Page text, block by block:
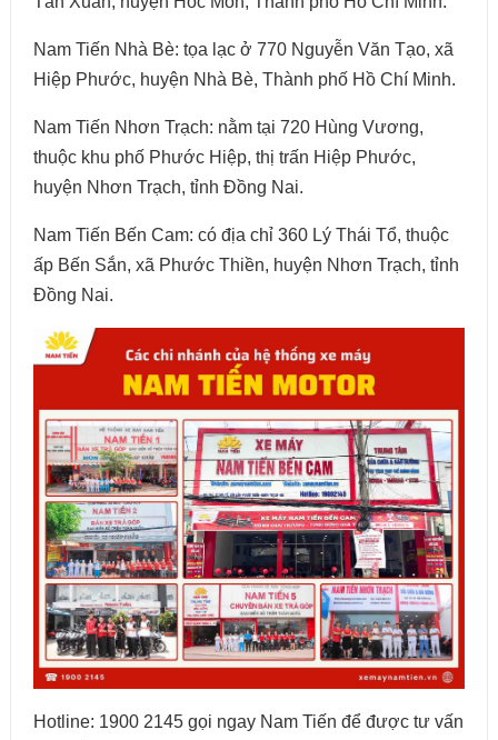
Nam Tiến Nhà Bè: tọa lạc ở 770 Nguyễn Văn Tạo, xã
Hiệp Phước, huyện Nhà Bè, Thành phố Hồ Chí Minh.
Nam Tiến Nhơn Trạch: nằm tại 720 Hùng Vương,
thuộc khu phố Phước Hiệp, thị trấn Hiệp Phước,
huyện Nhơn Trạch, tỉnh Đồng Nai.
Nam Tiến Bến Cam: có địa chỉ 360 Lý Thái Tổ, thuộc
ấp Bến Sắn, xã Phước Thiền, huyện Nhơn Trạch, tỉnh
Đồng Nai.
Hotline: 1900 2145 gọi ngay Nam Tiến để được tư vấn